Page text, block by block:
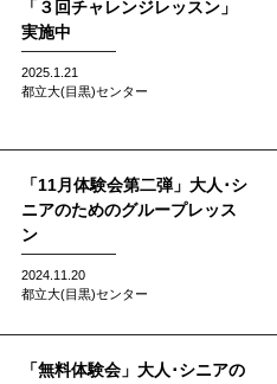
「３回チャレンジレッスン」
実施中
2025.1.21
都立大(目黒)センター
「11月体験会第二弾」大人･シ
ニアのためのグループレッス
ン
2024.11.20
都立大(目黒)センター
「無料体験会」大人･シニアの